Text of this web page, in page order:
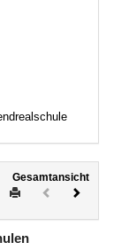
Gesamtansicht
DruckenVorheriges
(inaktiv)